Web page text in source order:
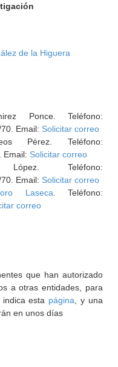
de la Higuera
Ponce. Teléfono:
Email: Solicitar correo
Pérez. Teléfono:
Email: Solicitar correo
Teléfono:
Email: Solicitar correo
Laseca . Teléfono:
correo
que han autorizado
a otras entidades, para
esta página , y una
en unos días